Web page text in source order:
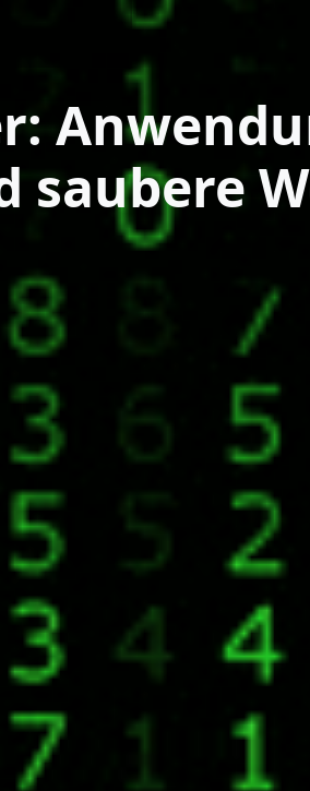
saubere